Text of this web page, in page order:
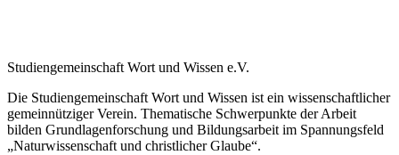
Studiengemeinschaft Wort und Wissen e.V.
Die Studiengemeinschaft Wort und Wissen ist ein wissenschaftlicher
gemeinnütziger Verein. Thematische Schwerpunkte der Arbeit
bilden Grundlagenforschung und Bildungsarbeit im Spannungsfeld
„Naturwissenschaft und christlicher Glaube“.